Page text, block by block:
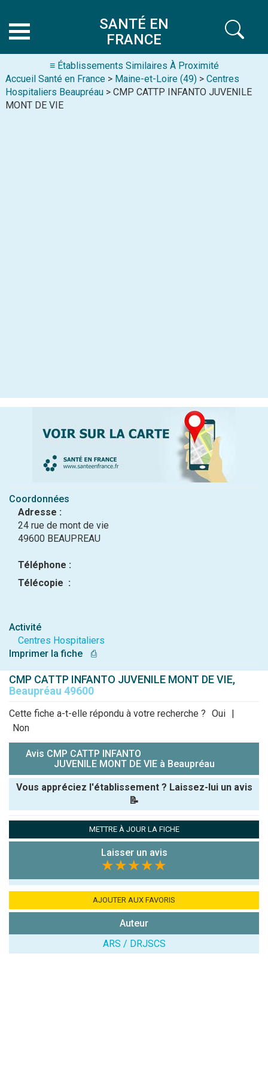
SANTÉ EN
FRANCE
≡ Établissements Similaires À Proximité
Accueil Santé en France > Maine-et-Loire (49) > Centres
Hospitaliers Beaupréau > CMP CATTP INFANTO JUVENILE
MONT DE VIE
Coordonnées
Adresse :
24 rue de mont de vie
49600 BEAUPREAU
Téléphone :
Télécopie :
Activité
Centres Hospitaliers
Imprimer la fiche
⎙
CMP CATTP INFANTO JUVENILE MONT DE VIE,
Beaupréau 49600
Cette fiche a-t-elle répondu à votre recherche ? Oui |
Non
Avis CMP CATTP INFANTO
JUVENILE MONT DE VIE à Beaupréau
Vous appréciez l'établissement ? Laissez-lui un avis
📝
Note que vous souhaitez attribuer :
Antispam -
7x4 (en
METTRE À JOUR LA FICHE
Laisser un avis
★★★★★
AJOUTER AUX FAVORIS
Auteur
ARS / DRJSCS